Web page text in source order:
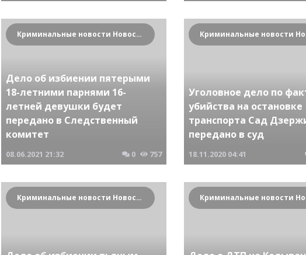
Криминальные новости Новосибирска и Сибирского региона
Дело об избиении пятерыми
18-летними парнями 16-
летней девушки будет
передано в Следственный
комитет
08.06.2021 21:32 0 757
Уголовное дело по
убийства на остановке
транспорта Сад
передано в суд
18.11.2020 04:41
Криминальные новости Новосибирска и Сибирского региона